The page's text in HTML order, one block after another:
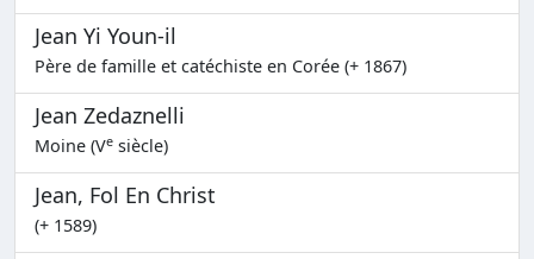
Jean Yi Youn-il
Père de famille et catéchiste en Corée (+ 1867)
Jean Zedaznelli
Moine (Ve siècle)
Jean, Fol En Christ
(+ 1589)